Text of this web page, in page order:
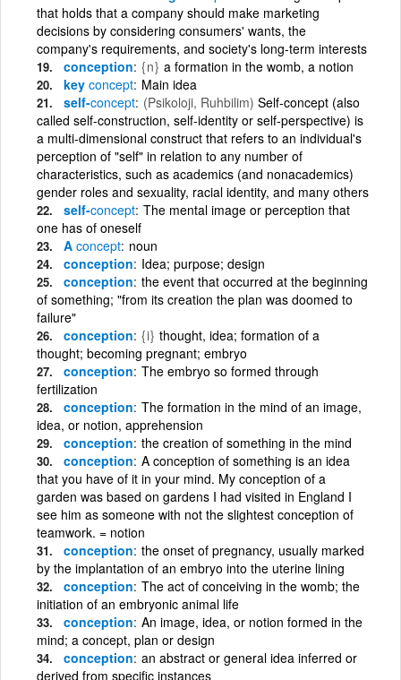
that holds that a company should make marketing
decisions by considering consumers' wants, the
company's requirements, and society's long-term interests
conception {n} a formation in the womb, a notion
key concept Main idea
self-concept (Psikoloji, Ruhbilim) Self-concept (also
called self-construction, self-identity or self-perspective) is
a multi-dimensional construct that refers to an individual's
perception of "self" in relation to any number of
characteristics, such as academics (and nonacademics)
gender roles and sexuality, racial identity, and many others
self-concept The mental image or perception that
one has of oneself
A concept noun
conception Idea; purpose; design
conception the event that occurred at the beginning
of something; "from its creation the plan was doomed to
failure"
conception {i} thought, idea; formation of a
thought; becoming pregnant; embryo
conception The embryo so formed through
fertilization
conception The formation in the mind of an image,
idea, or notion, apprehension
conception the creation of something in the mind
conception A conception of something is an idea
that you have of it in your mind. My conception of a
garden was based on gardens I had visited in England I
see him as someone with not the slightest conception of
teamwork. = notion
conception the onset of pregnancy, usually marked
by the implantation of an embryo into the uterine lining
conception The act of conceiving in the womb; the
initiation of an embryonic animal life
conception An image, idea, or notion formed in the
mind; a concept, plan or design
conception an abstract or general idea inferred or
derived from specific instances